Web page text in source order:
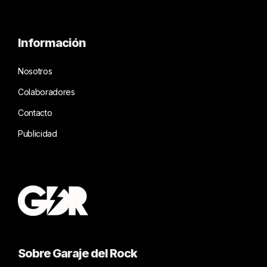
Información
Nosotros
Colaboradores
Contacto
Publicidad
Sobre Garaje del Rock